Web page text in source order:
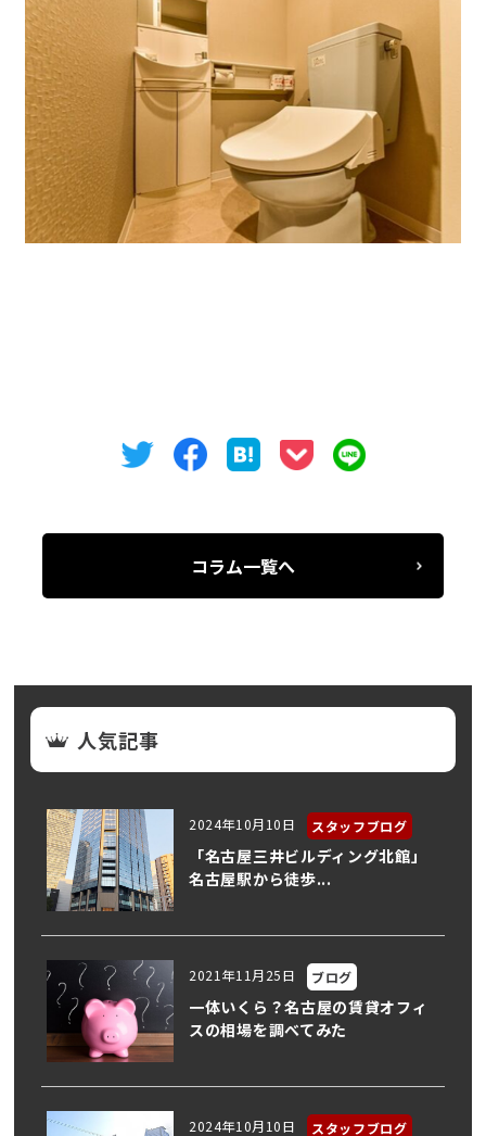
コラム一覧へ
人気記事
2024年10月10日 スタッフブログ
「名古屋三井ビルディング北館」
名古屋駅から徒歩...
2021年11月25日 ブログ
一体いくら？名古屋の賃貸オフィ
スの相場を調べてみた
2024年10月10日 スタッフブログ